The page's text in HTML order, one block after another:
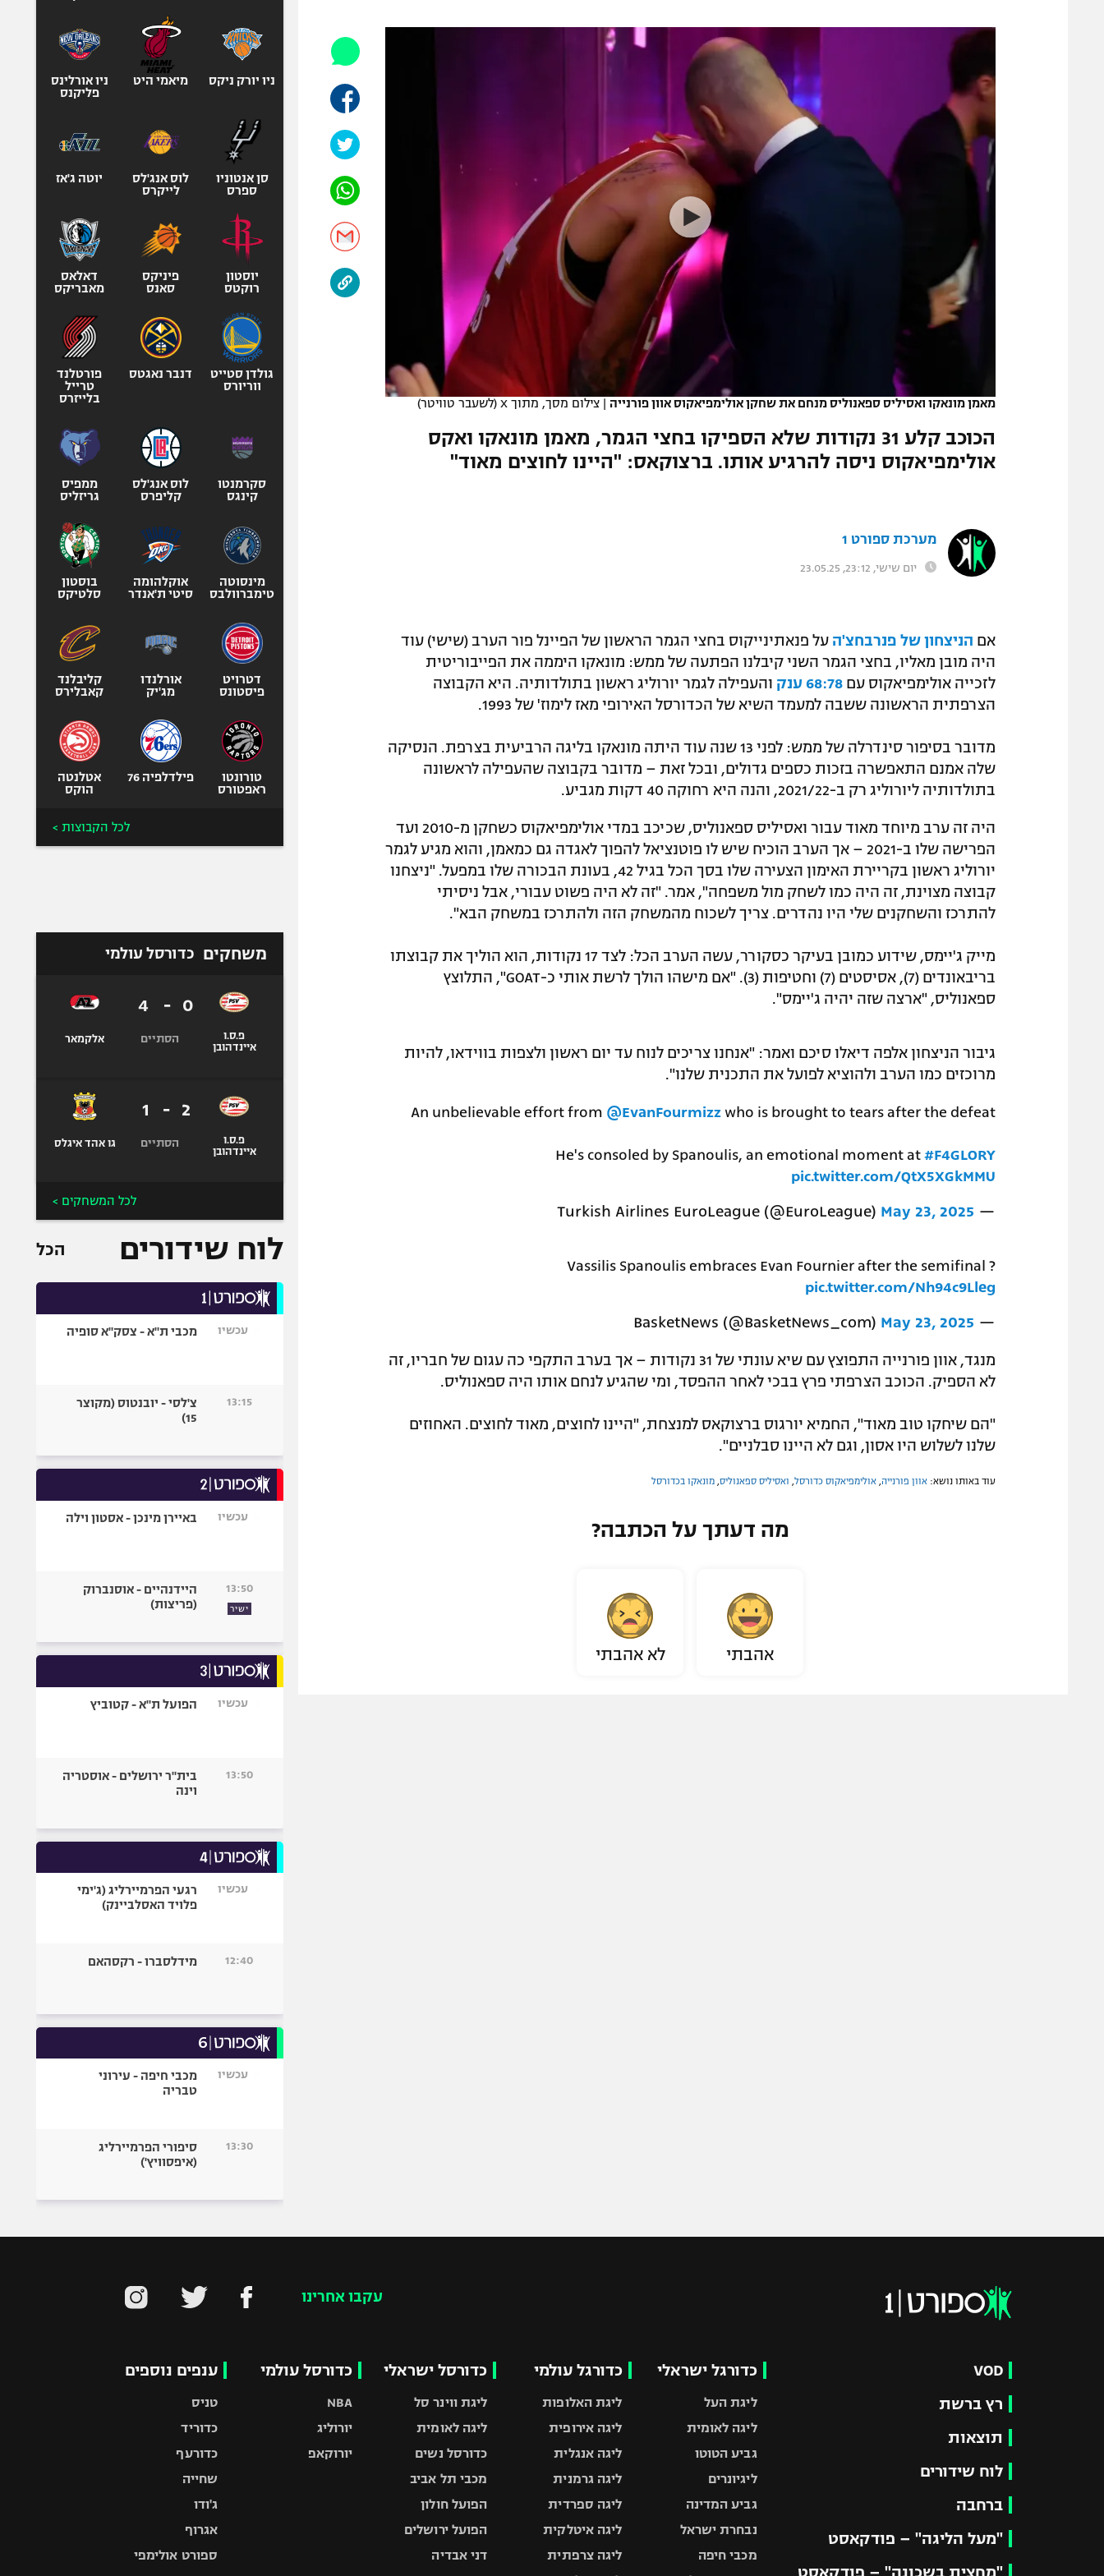
תקנון משתתפים וזוכים בפרסים
תקנון עבור פעילות ספורט 1 – "מרלן"
טניס
גיימינג E-Sports
תנאי שימוש
תקנון פעילות ספורט 1
רשיון להקרנה פומבית לבית עסק
הצטרפות לחבילת הערוצים
לוח דרושים – ג'ובנט
הפועל תל אביב
הפועל חיפה
מכבי נתניה
בני יהודה
ליגה סינית
ליגה ברזילאית
אופניים
ספורט מוטורי
כדורמים
בייסבול MLB
ספורט אתגרי
אומנויות לחימה
מאמן מונאקו ואסיליס ספאנוליס מנחם את שחקן אולימפיאקוס אוון פורנייה | צילום מסך, מתוך X (לשעבר טוויטר)
הכוכב קלע 31 נקודות שלא הספיקו בחצי הגמר, מאמן מונאקו ואקס
אולימפיאקוס ניסה להרגיע אותו. ברצוקאס: "היינו לחוצים מאוד"
מערכת ספורט 1
יום שישי, 23:12, 23.05.25
אם הניצחון של פנרבחצ'ה על פנאתינייקוס בחצי הגמר הראשון של הפיינל פור הערב (שישי) עוד
היה מובן מאליו, בחצי הגמר השני קיבלנו הפתעה של ממש: מונאקו היממה את הפייבוריטית
לזכייה אולימפיאקוס עם 68:78 ענק
והעפילה לגמר יורוליג ראשון בתולדותיה. היא הקבוצה
הצרפתית הראשונה ששבה למעמד השיא של הכדורסל האירופי מאז לימוז' של 1993.
מדובר בסיפור סינדרלה של ממש: לפני 13 שנה עוד היתה מונאקו בליגה הרביעית בצרפת. הנסיקה
שלה אמנם התאפשרה בזכות כספים גדולים, ובכל זאת – מדובר בקבוצה שהעפילה לראשונה
בתולדותיה ליורוליג רק ב-2021/22, והנה היא רחוקה 40 דקות מגביע.
היה זה ערב מיוחד מאוד עבור ואסיליס ספאנוליס, שכיכב במדי אולימפיאקוס כשחקן מ-2010 ועד
הפרישה שלו ב-2021 – אך הערב הוכיח שיש לו פוטנציאל להפוך לאגדה גם כמאמן, והוא מגיע לגמר
יורוליג ראשון בקריירת האימון הצעירה שלו בסך הכל בגיל 42, בעונת הבכורה שלו במפעל. "ניצחנו
קבוצה מצוינת, זה היה כמו לשחק מול משפחה", אמר. "זה לא היה פשוט עבורי, אבל ניסיתי
להתרכז והשחקנים שלי היו נהדרים. צריך לשכוח מהמשחק הזה ולהתרכז במשחק הבא".
מייק ג'יימס, שידוע כמובן בעיקר כסקורר, עשה הערב הכל: לצד 17 נקודות, הוא הוליך את קבוצתו
בריבאונדים (7), אסיסטים (7) וחטיפות (3). "אם מישהו הולך לרשת אותי כ-GOAT", התלוצץ
ספאנוליס, "ארצה שזה יהיה ג'יימס".
גיבור הניצחון אלפה דיאלו סיכם ואמר: "אנחנו צריכים לנוח עד יום ראשון ולצפות בווידאו, להיות
מרוכזים כמו הערב ולהוציא לפועל את התכנית שלנו".
An unbelievable effort from @EvanFourmizz who is brought to tears after the defeat
He's consoled by Spanoulis, an emotional moment at #F4GLORY
pic.twitter.com/QtX5XGkMMU
— Turkish Airlines EuroLeague (@EuroLeague)
May 23, 2025
Vassilis Spanoulis embraces Evan Fournier after the semifinal ?
pic.twitter.com/Nh94c9Lleg
— BasketNews (@BasketNews_com)
May 23, 2025
מנגד, אוון פורנייה התפוצץ עם שיא עונתי של 31 נקודות – אך בערב התקפי כה עגום של חבריו, זה
לא הספיק. הכוכב הצרפתי פרץ בבכי לאחר ההפסד, ומי שהגיע לנחם אותו היה ספאנוליס.
"הם שיחקו טוב מאוד", החמיא יורגוס ברצוקאס למנצחת, "היינו לחוצים, מאוד לחוצים. האחוזים
שלנו לשלוש היו אסון, וגם לא היינו סבלניים".
עוד באותו נושא: אוון פורנייה אולימפיאקוס כדורסל ואסיליס ספאנוליס מונאקו בכדורסל
מה דעתך על הכתבה?
אהבתי לא אהבתי
ניו יורק ניקס מיאמי היט
ניו אורלינס
פליקנס
סן אנטוניו
ספרס
לוס אנג'לס
לייקרס
יוטה ג'אז
יוסטון
רוקטס
פיניקס
סאנס
דאלאס
מאבריקס
גולדן סטייט
ווריורס
דנבר נאגטס
פורטלנד
טרייל
בלייזרס
סקרמנטו
קינגס
לוס אנג'לס
קליפרס
ממפיס
גריזליס
מינסוטה
טימברוולבס
אוקלהומה
סיטי ת'אנדר
בוסטון
סלטיקס
דטרויט
פיסטונס
אורלנדו
מג'יק
קליבלנד
קאבלירס
טורונטו
ראפטורס
פילדלפיה 76
אטלנטה
הוקס
לכל הקבוצות >
משחקים כדורסל עולמי
פ.ס.ו
איינדהובן
0
-
4
הסתיים אלקמאר
פ.ס.ו
איינדהובן
2
-
1
הסתיים גו אהד איגלס
לכל המשחקים >
לוח שידורים הכל
עכשיו מכבי ת"א - צסק"א סופיה
13:15
צ'לסי - יובנטוס (מקוצר
15)
עכשיו באיירן מינכן - אסטון וילה
13:50
ישיר
היידנהיים - אוסנברוק
(פריצות)
עכשיו הפועל ת"א - קטוביץ
13:50
בית"ר ירושלים - אוסטריה
וינה
עכשיו
רגעי הפרמיירליג (ג'ימי
פלויד האסלביינק)
12:40 מידלסברו - רקסהאם
עכשיו
מכבי חיפה - עירוני
טבריה
13:30
סיפורי הפרמיירליג
(איפסוויץ')
עקבו אחרינו
VOD
רץ ברשת
תוצאות
לוח שידורים
ברחבה
"מעל הליגה" – פודקאסט
"מחצית בשכונה" – פודקאסט
כדורגל ישראלי
ליגת העל
ליגה לאומית
גביע הטוטו
ליגיונרים
גביע המדינה
נבחרת ישראל
מכבי חיפה
כדורגל עולמי
ליגת האלופות
ליגה אירופית
ליגה אנגלית
ליגה גרמנית
ליגה ספרדית
ליגה איטלקית
ליגה צרפתית
כדורסל ישראלי
ליגת ווינר סל
ליגה לאומית
כדורסל נשים
מכבי תל אביב
הפועל חולון
הפועל ירושלים
דני אבדיה
כדורסל עולמי
NBA
יורוליג
יורוקאפ
ענפים נוספים
טניס
כדוריד
כדורעף
שחייה
ג'ודו
אגרוף
ספורט אולימפי